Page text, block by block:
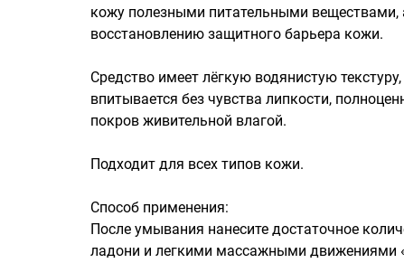
кожу полезными питательными веществами,
восстановлению защитного барьера кожи.
Средство имеет лёгкую водянистую
впитывается без чувства липкости,
покров живительной влагой.
Подходит для всех типов кожи.
Способ применения:
После умывания нанесите достаточное
ладони и легкими массажными движениями